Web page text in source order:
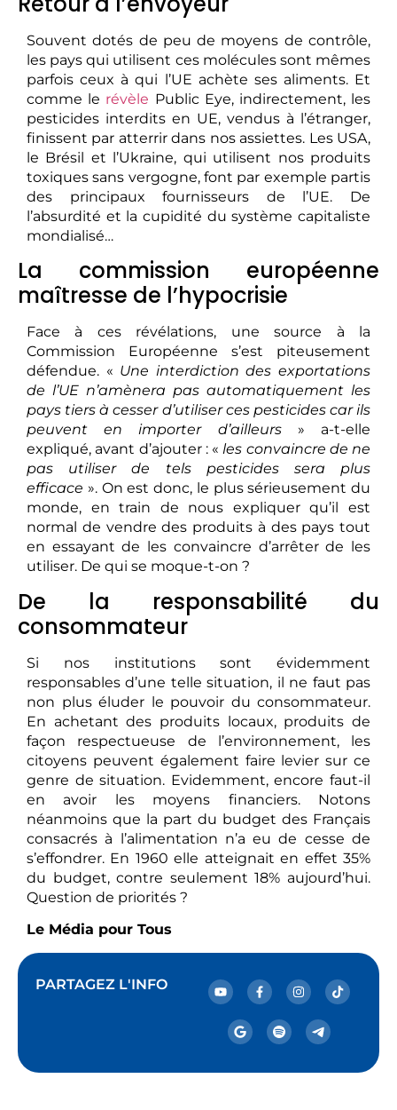
Souvent dotés de peu de moyens de contrôle,
les pays qui utilisent ces molécules sont mêmes
parfois ceux à qui l’UE achète ses aliments. Et
comme le révèle Public Eye, indirectement, les
pesticides interdits en UE, vendus à l’étranger,
finissent par atterrir dans nos assiettes. Les USA,
le Brésil et l’Ukraine, qui utilisent nos produits
toxiques sans vergogne, font par exemple partis
des principaux fournisseurs de l’UE. De
l’absurdité et la cupidité du système capitaliste
mondialisé…
La commission européenne
maîtresse de l’hypocrisie
Face à ces révélations, une source à la
Commission Européenne s’est piteusement
défendue. « Une interdiction des exportations
de l’UE n’amènera pas automatiquement les
pays tiers à cesser d’utiliser ces pesticides car ils
peuvent en importer d’ailleurs» a-t-elle
expliqué, avant d’ajouter : «les convaincre de ne
pas utiliser de tels pesticides sera plus
efficace ». On est donc, le plus sérieusement du
monde, en train de nous expliquer qu’il est
normal de vendre des produits à des pays tout
en essayant de les convaincre d’arrêter de les
utiliser. De qui se moque-t-on ?
De la responsabilité du
consommateur
Si nos institutions sont évidemment
responsables d’une telle situation, il ne faut pas
non plus éluder le pouvoir du consommateur.
En achetant des produits locaux, produits de
façon respectueuse de l’environnement, les
citoyens peuvent également faire levier sur ce
genre de situation. Evidemment, encore faut-il
en avoir les moyens financiers. Notons
néanmoins que la part du budget des Français
consacrés à l’alimentation n’a eu de cesse de
s’effondrer. En 1960 elle atteignait en effet 35%
du budget, contre seulement 18% aujourd’hui.
Question de priorités ?
Le Média pour Tous
PARTAGEZ L'INFO